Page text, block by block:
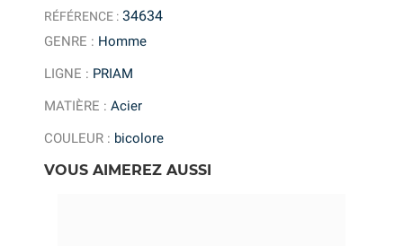
VOUS AIMEREZ AUSSI
RÉFÉRENCE : 34634
GENRE : Homme
LIGNE : PRIAM
MATIÈRE :Acier
COULEUR : bicolore